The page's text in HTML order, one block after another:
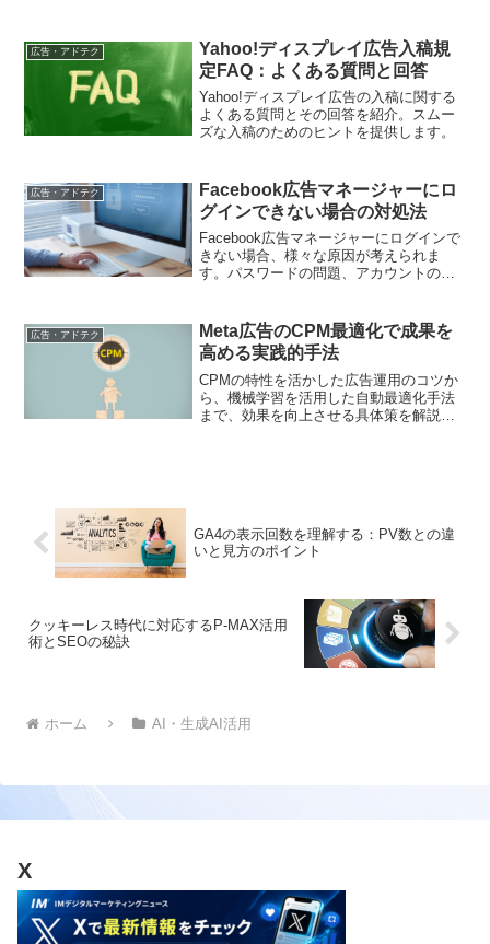
す。AI活用の第一歩に
広告・アドテク
Yahoo!ディスプレイ広告入稿規
定FAQ：よくある質問と回答
Yahoo!ディスプレイ広告の入稿に関する
よくある質問とその回答を紹介。スムー
ズな入稿のためのヒントを提供します。
広告・アドテク
Facebook広告マネージャーにロ
グインできない場合の対処法
Facebook広告マネージャーにログインで
きない場合、様々な原因が考えられま
す。パスワードの問題、アカウントの制
広告・アドテク
Meta広告のCPM最適化で成果を
高める実践的手法
CPMの特性を活かした広告運用のコツか
ら、機械学習を活用した自動最適化手法
まで、効果を向上させる具体策を解説。
GA4の表示回数を理解する：PV数との違
いと見方のポイント
クッキーレス時代に対応するP-MAX活用
術とSEOの秘訣
ホーム AI・生成AI活用
X